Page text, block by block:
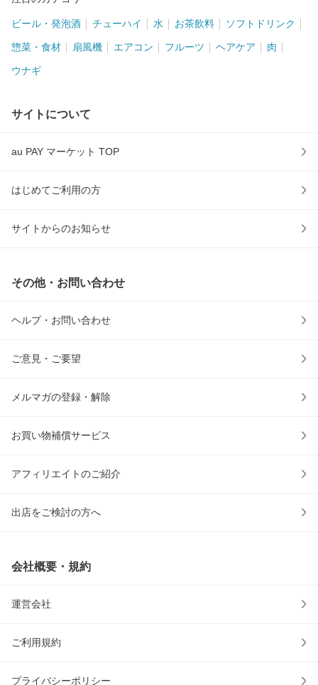
ビール・発泡酒 チューハイ 水 お茶飲料 ソフトドリンク
惣菜・食材 扇風機 エアコン フルーツ ヘアケア 肉
ウナギ
サイトについて
au PAY マーケット TOP
はじめてご利用の方
サイトからのお知らせ
その他・お問い合わせ
ヘルプ・お問い合わせ
ご意見・ご要望
メルマガの登録・解除
お買い物補償サービス
アフィリエイトのご紹介
出店をご検討の方へ
会社概要・規約
運営会社
ご利用規約
プライバシーポリシー